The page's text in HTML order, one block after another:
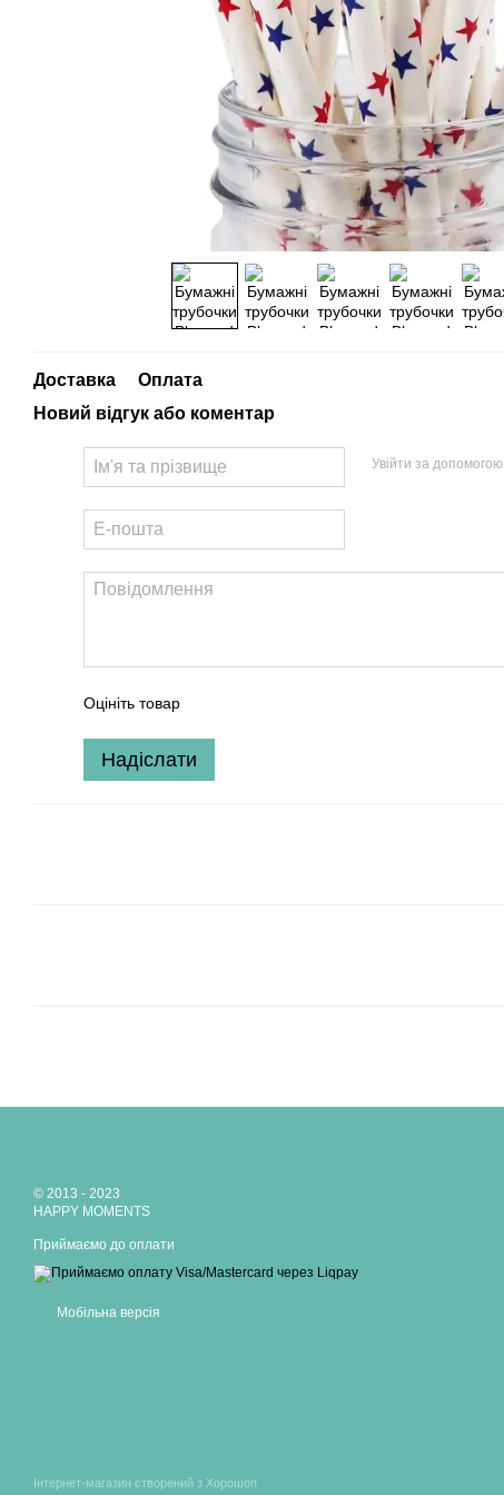
Доставка
Оплата
Новий відгук або коментар
Увійти за допомогою
Оцініть товар
Надіслати
© 2013 - 2023
HAPPY MOMENTS
Приймаємо до оплати
Мобільна версія
Інтернет-магазин створений з Хорошоп